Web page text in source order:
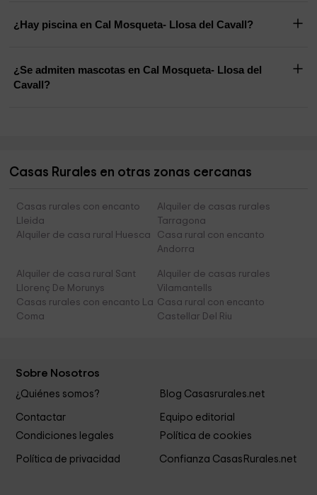
¿Hay piscina en Cal Mosqueta- Llosa del Cavall?
¿Se admiten mascotas en Cal Mosqueta- Llosa del
Cavall?
Casas Rurales en otras zonas cercanas
Casas rurales con encanto
Lleida
Alquiler de casas rurales
Tarragona
Alquiler de casa rural Huesca
Casa rural con encanto
Andorra
Alquiler de casa rural Sant
Llorenç De Morunys
Alquiler de casas rurales
Vilamantells
Casas rurales con encanto La
Coma
Casa rural con encanto
Castellar Del Riu
Sobre Nosotros
¿Quiénes somos? Blog Casasrurales.net
Contactar
Equipo editorial
Condiciones legales
Política de cookies
Política de privacidad Confianza CasasRurales.net